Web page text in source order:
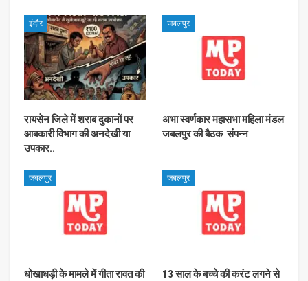
इंदौर
रायसेन जिले में शराब दुकानों पर
आबकारी विभाग की अनदेखी या
उपकार..
जबलपुर
अभा स्वर्णकार महासभा महिला मंडल
जबलपुर की बैठक संपन्न
जबलपुर
धोखाधड़ी के मामले में गीता रावत की
जबलपुर
13 साल के बच्चे की करंट लगने से